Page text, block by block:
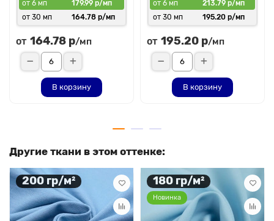
от 6 мп
179.99 р/мп
от 30 мп
164.78 р/мп
от 164.78 р/мп
В корзину
от 6 мп
213.79 р/мп
от 30 мп
195.20 р/мп
от 195.20 р/мп
В корзину
Другие ткани в этом оттенке:
200 гр/м² 180 гр/м²
Новинка